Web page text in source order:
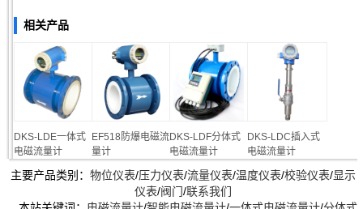
相关产品
DKS-LDE一体式
电磁流量计
EF518防爆电磁流
量计
DKS-LDF分体式
电磁流量计
DKS-LDC插入式
电磁流量计
主要产品类别： 物位仪表/压力仪表/流量仪表/温度仪表/校验仪表/显示
仪表/阀门/联系我们